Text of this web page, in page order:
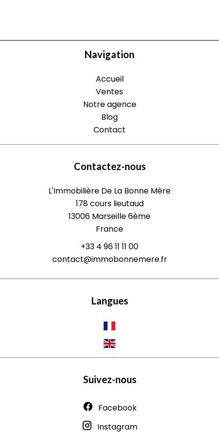
Navigation
Accueil
Ventes
Notre agence
Blog
Contact
Contactez-nous
L'Immobilière De La Bonne Mère
178 cours lieutaud
13006 Marseille 6ème
France
+33 4 96 11 11 00
contact@immobonnemere.fr
Langues
Suivez-nous
Facebook
Instagram